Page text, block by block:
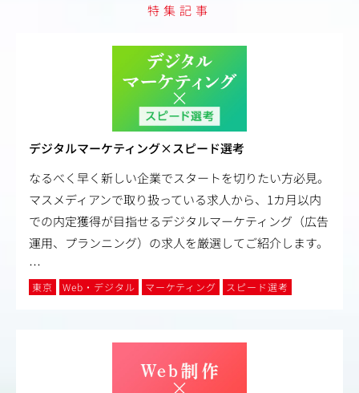
特集記事
デジタルマーケティング×スピード選考
なるべく早く新しい企業でスタートを切りたい方必見。
マスメディアンで取り扱っている求人から、1カ月以内
での内定獲得が目指せるデジタルマーケティング（広告
運用、プランニング）の求人を厳選してご紹介します。
…
東京 Web・デジタル マーケティング スピード選考